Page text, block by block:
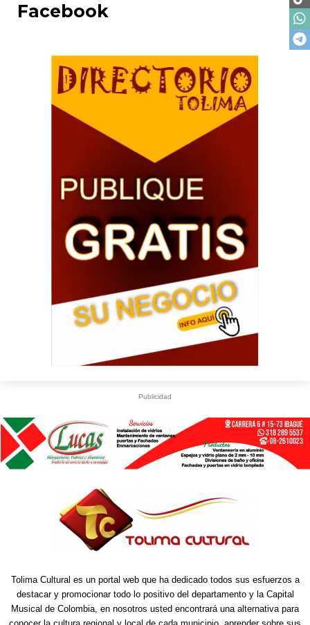
Facebook
Publicidad
Tolima Cultural es un portal web que ha dedicado todos sus esfuerzos a
destacar y promocionar todo lo positivo del departamento y la Capital
Musical de Colombia, en nosotros usted encontrará una alternativa para